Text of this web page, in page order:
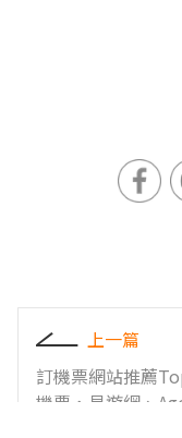
上一篇
訂機票網站推薦
機票，易遊網、